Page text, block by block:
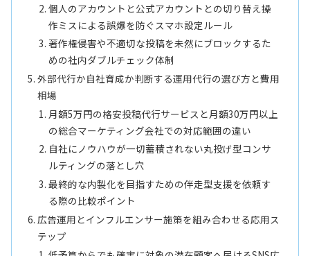
個人のアカウントと公式アカウントとの切り替え操
作ミスによる誤爆を防ぐスマホ設定ルール
著作権侵害や不適切な投稿を未然にブロックするた
めの社内ダブルチェック体制
外部代行か自社育成か判断する運用代行の選び方と費用
相場
月額5万円の格安投稿代行サービスと月額30万円以上
の総合マーケティング会社での対応範囲の違い
自社にノウハウが一切蓄積されない丸投げ型コンサ
ルティングの落とし穴
最終的な内製化を目指すための伴走型支援を依頼す
る際の比較ポイント
広告運用とインフルエンサー施策を組み合わせる応用ス
テップ